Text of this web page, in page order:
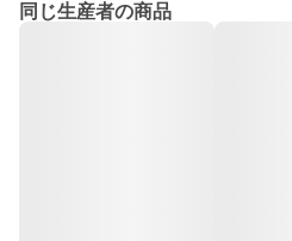
同じ生産者の商品